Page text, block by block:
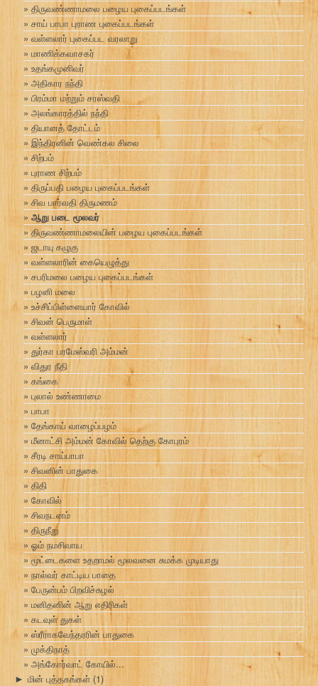
திருவண்ணாமலை பழைய புகைப்படங்கள்
சாய் பாபா புராண புகைப்படங்கள்
வள்ளலார் புகைப்பட வரலாறு
மாணிக்கவாசகர்
உதங்கமுனிவர்
அதிகார நந்தி
பிரம்மா மற்றும் சரஸ்வதி
அலங்காரத்தில் நந்தி
தியானத் தோட்டம்
இந்திரனின் வெண்கல சிலை
சிற்பம்
புராண சிற்பம்
திருப்பதி பழைய புகைப்படங்கள்
சிவ பார்வதி திருமணம்
ஆறு படை மூலவர்
திருவண்ணாமலையின் பழைய புகைப்படங்கள்
ஜடாயு கழுகு
வள்ளலாரின் கையெழுத்து
சபரிமலை பழைய புகைப்படங்கள்
பழனி மலை
உச்சிப்பிள்ளையார் கோவில்
சிவன் பெருமாள்
வள்ளலார்
துர்கா பரமேஸ்வரி அம்மன்
விதுர நீதி
கங்கை
புலால் உண்ணாமை
பாபா
தேங்காய் வாழைப்பழம்
மீனாட்சி அம்மன் கோவில் தெற்கு கோபுரம்
சீரடி சாய்பாபா
சிவனின் பாதுகை
திதி
கோவில்
சிவநடனம்
திருநீறு
ஓம் நமசிவாய
மூட்டைகளை உதறாமல் மூலவனை சுமக்க முடியாது
நால்வர் காட்டிய பாதை
பேருன்பம் பிறவிச்சுழல்
மனிதனின் ஆறு எதிரிகள்
கடவுள் துகள்
ஸ்ரீராகவேந்தரரின் பாதுகை
முக்திநாத்
அங்கோர்வாட் கோயில்...
► மின் புத்தகங்கள் (1)